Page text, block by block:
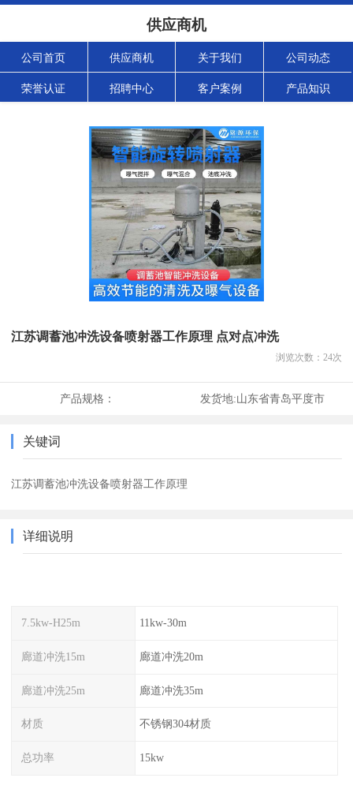
供应商机
公司首页 供应商机 关于我们 公司动态
荣誉认证 招聘中心 客户案例 产品知识
江苏调蓄池冲洗设备喷射器工作原理 点对点冲洗
浏览次数： 24次
产品规格： 发货地:山东省青岛平度市
关键词
江苏调蓄池冲洗设备喷射器工作原理
详细说明
7.5kw-H25m 11kw-30m
廊道冲洗15m 廊道冲洗20m
廊道冲洗25m 廊道冲洗35m
材质 不锈钢304材质
总功率 15kw